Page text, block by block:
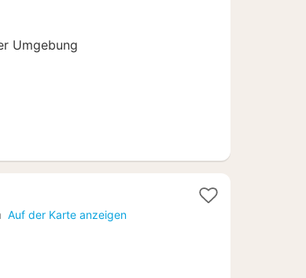
Umgebung
Auf der Karte anzeigen